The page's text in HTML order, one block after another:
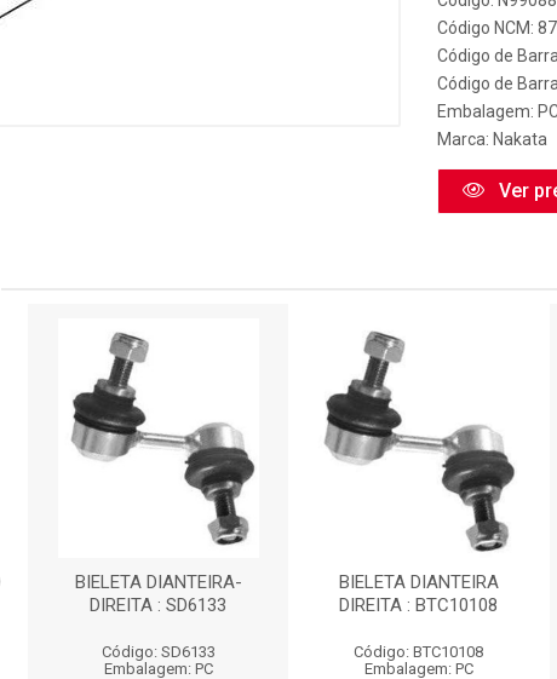
Código NCM:
Código de
Código de
Embalagem:
Marca: Nakata
Ver
BIELETA DIANTEIRA-
DIREITA : SD6133
Código: SD6133
Embalagem: PC
BIELETA DIANTEIRA
DIREITA : BTC10108
Código: BTC10108
Embalagem: PC